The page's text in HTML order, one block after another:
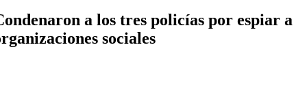
a los tres policías por espiar a
sociales